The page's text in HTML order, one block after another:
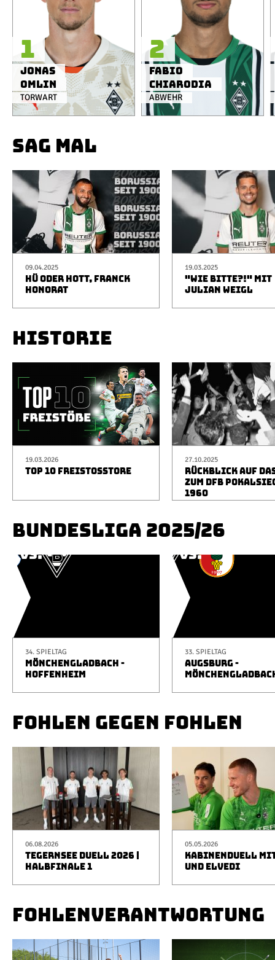
TORWART
Jonas
Omlin
1
ABWEHR
Fabio
Chiarodia
2
SAG MAL
09.04.2025
HÜ ODER HOTT, FRANCK
HONORAT
19.03.2025
"WIE BITTE?!" MIT
JULIAN WEIGL
HISTORIE
19.03.2026
TOP 10 FREISTOSSTORE
27.10.2025
RÜCKBLICK AUF
ZUM DFB
1960
BUNDESLIGA 2025/26
34. SPIELTAG
MÖNCHENGLADBACH -
HOFFENHEIM
33. SPIELTAG
AUGSBURG -
FOHLEN GEGEN FOHLEN
06.08.2026
TEGERNSEE DUELL 2026 |
HALBFINALE 1
05.05.2026
KABINENDUELL
UND ELVEDI
FOHLENVERANTWORTUNG